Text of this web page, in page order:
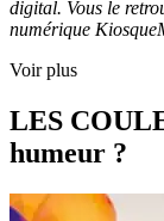
digital. Vous le
numérique
Voir plus
LES
humeur ?